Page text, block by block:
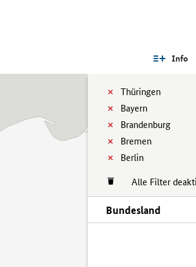
Info
Thüringen
Bayern
Brandenburg
Bremen
Berlin
Alle Filter
Bundesland